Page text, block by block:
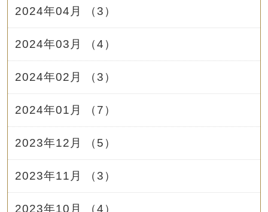
2024年04月 （3）
2024年03月 （4）
2024年02月 （3）
2024年01月 （7）
2023年12月 （5）
2023年11月 （3）
2023年10月 （4）